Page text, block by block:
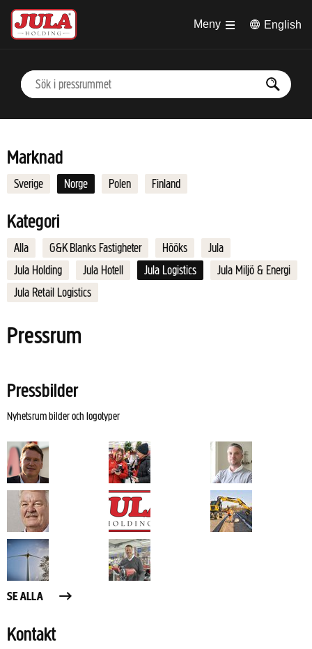
Hoppa till huvudinnehåll
Meny
English
Marknad
Sverige Norge Polen Finland
Kategori
Alla G&K Blanks Fastigheter Hööks
Jula
Jula Holding
Jula Hotell Jula Logistics
Jula Miljö & Energi
Jula Retail Logistics
Pressrum
Pressbilder
Nyhetsrum bilder och logotyper
SE ALLA
Kontakt